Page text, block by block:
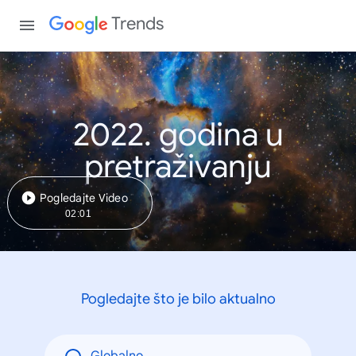
Trends
2022. godina u
pretraživanju
Pogledajte Video
02:01
Pogledajte što je bilo aktualno